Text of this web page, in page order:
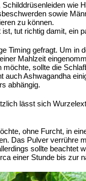
wie
sowie
zu können.
tut richtig damit, ein
Timing gefragt. Um in
Mahlzeit
sollte die
Ashwagandha
abhängig.
lässt sich
ohne Furcht, in
Das Pulver verrühre
sollte beachtet
einer Stunde bis zur